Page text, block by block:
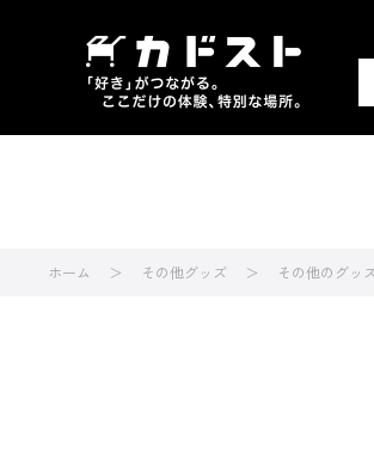
ホーム その他グッズ その他のグッ